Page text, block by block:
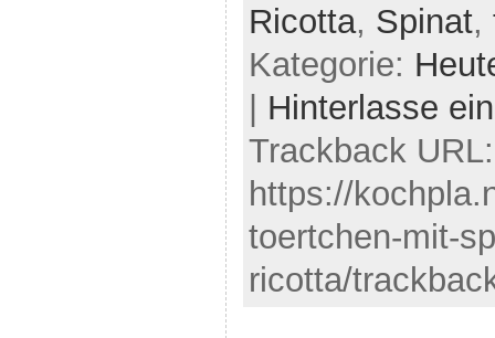
Ricotta, Spinat,
Kategorie:
Hinterlasse
Trackback URL:
https://
toertchen-mit-
ricotta/